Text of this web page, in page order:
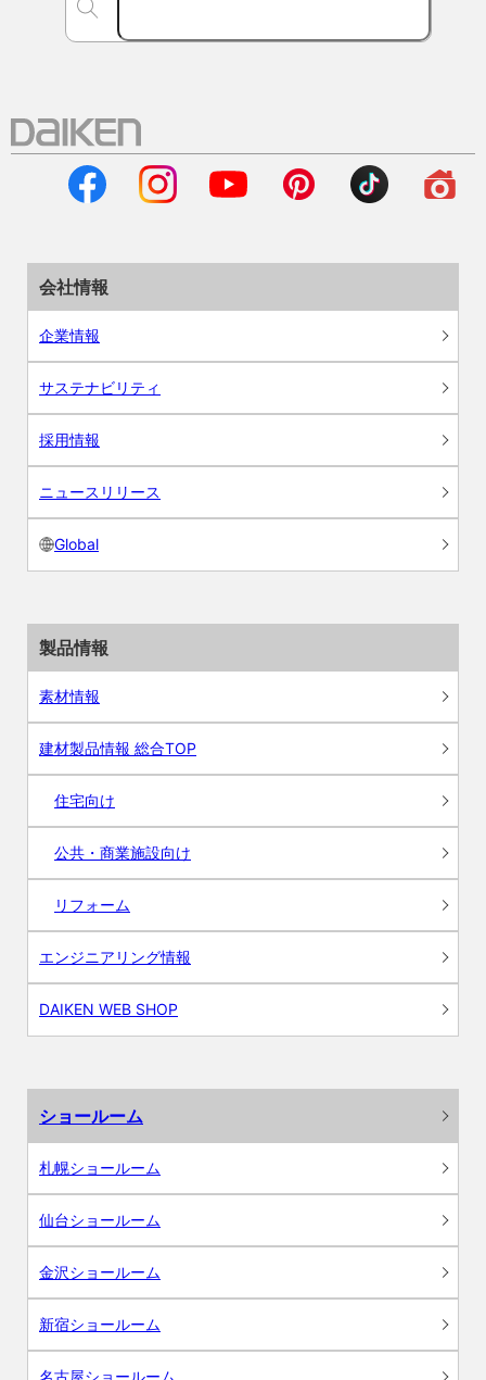
会社情報
企業情報
サステナビリティ
採用情報
ニュースリリース
Global
製品情報
素材情報
建材製品情報 総合TOP
住宅向け
公共・商業施設向け
リフォーム
エンジニアリング情報
DAIKEN WEB SHOP
ショールーム
札幌ショールーム
仙台ショールーム
金沢ショールーム
新宿ショールーム
名古屋ショールーム